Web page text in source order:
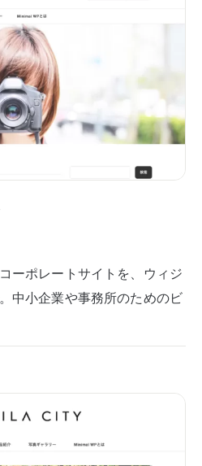
ーポレートサイトを、ウィジ
中小企業や事務所のためのビ